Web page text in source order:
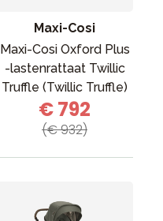
Maxi-Cosi
Maxi-Cosi Oxford Plus
-lastenrattaat Twillic
Truffle (Twillic Truffle)
€ 792
(€ 932)